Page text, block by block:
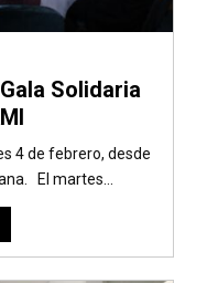
Solidaria
4 de febrero, desde
El martes...